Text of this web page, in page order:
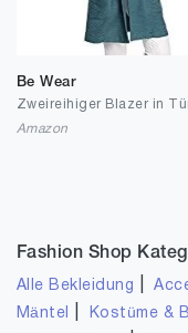
Be Wear
Zweireihiger Blazer in
Amazon
Fashion Shop
Alle Bekleidung |
Mäntel Kostüme &